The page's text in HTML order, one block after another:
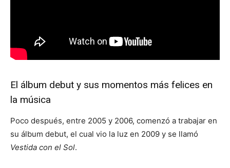
El álbum debut y sus momentos más felices en
la música
Poco después, entre 2005 y 2006, comenzó a trabajar en
su álbum debut, el cual vio la luz en 2009 y se llamó
Vestida con el Sol.